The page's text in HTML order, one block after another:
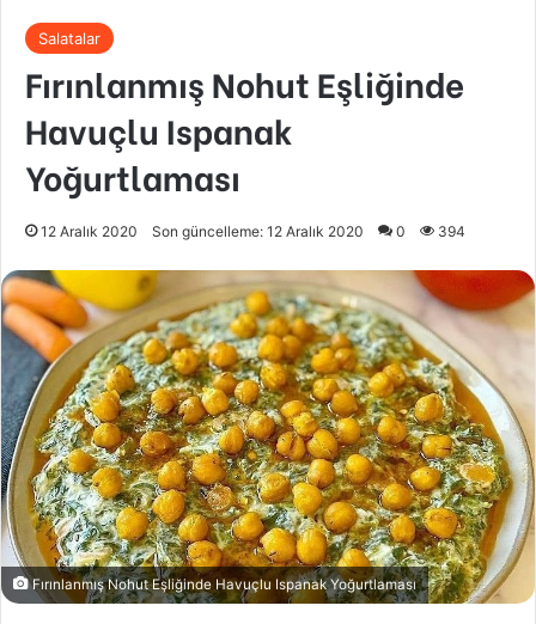
Salatalar
Fırınlanmış Nohut Eşliğinde
Havuçlu Ispanak
Yoğurtlaması
12 Aralık 2020 Son güncelleme: 12 Aralık 2020 0 394
Fırınlanmış Nohut Eşliğinde Havuçlu Ispanak Yoğurtlaması